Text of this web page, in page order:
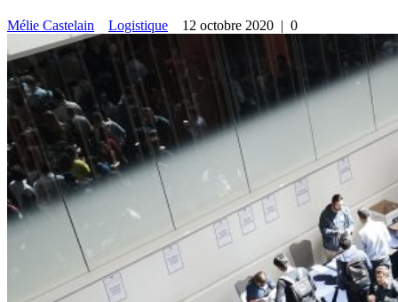
Mélie Castelain Logistique 12 octobre 2020 | 0